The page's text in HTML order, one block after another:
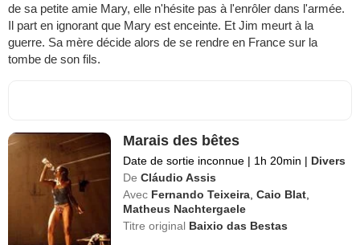
de sa petite amie Mary, elle n'hésite pas à l'enrôler dans l'armée.
Il part en ignorant que Mary est enceinte. Et Jim meurt à la
guerre. Sa mère décide alors de se rendre en France sur la
tombe de son fils.
Marais des bêtes
Date de sortie inconnue | 1h 20min | Divers
De Cláudio Assis
Avec Fernando Teixeira ,Caio Blat
Matheus Nachtergaele
Titre original Baixio das Bestas